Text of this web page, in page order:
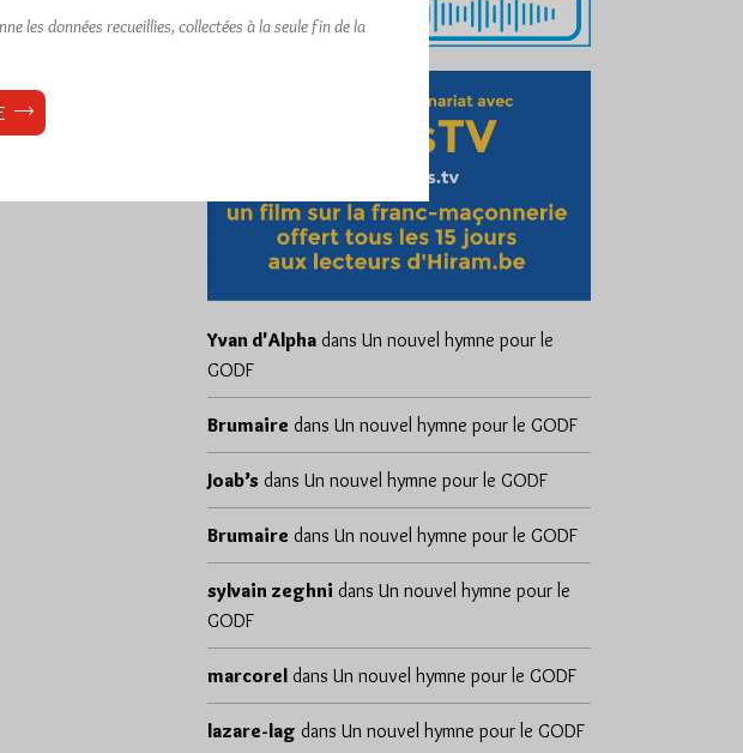
Yvan d'Alpha dans Un nouvel hymne pour le
GODF
Brumaire dans Un nouvel hymne pour le GODF
Joab’s dans Un nouvel hymne pour le GODF
Brumaire dans Un nouvel hymne pour le GODF
sylvain zeghni dans Un nouvel hymne pour le
GODF
marcorel dans Un nouvel hymne pour le GODF
lazare-lag dans Un nouvel hymne pour le GODF
les données recueillies, collectées à la seule fin de la